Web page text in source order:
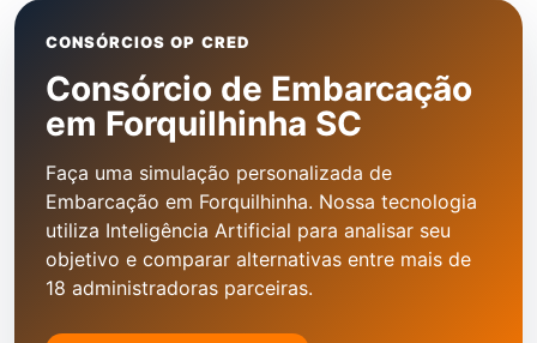
CONSÓRCIOS OP CRED
Consórcio de Embarcação
em Forquilhinha SC
Faça uma simulação personalizada de
Embarcação em Forquilhinha. Nossa tecnologia
utiliza Inteligência Artificial para analisar seu
objetivo e comparar alternativas entre mais de
18 administradoras parceiras.